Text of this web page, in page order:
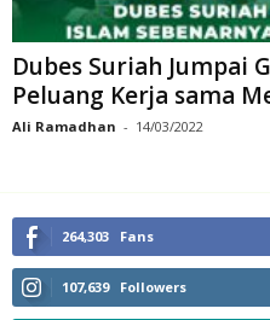
Dubes Suriah Jumpai
Peluang Kerja sama
Ali Ramadhan - 14/03/2022
264,303 Fans
107,639 Followers